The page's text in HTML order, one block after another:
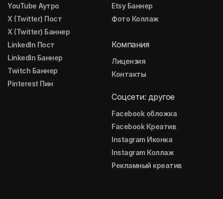
YouTube Аутро
X (Twitter) Пост
X (Twitter) Баннер
LinkedIn Пост
LinkedIn Баннер
Twitch Баннер
Pinterest Пин
Etsy Баннер
Фото Коллаж
Компания
Лицензия
Контакты
Соцсети: другое
Facebook обложка
Facebook Креатив
Instagram Иконка
Instagram Коллаж
Рекламный креатив